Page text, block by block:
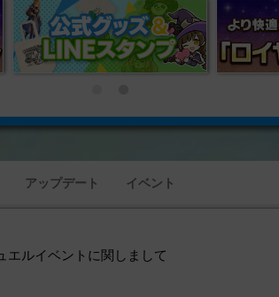
アップデート イベント
エルイベントに関しまして